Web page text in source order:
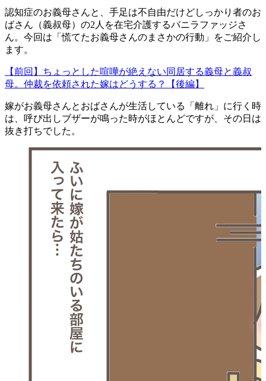
認知症のお義母さんと、手足は不自由だけどしっかり者のお
ばさん（義叔母）の2人を在宅介護するバニラファッジさ
ん。今回は「慌てたお義母さんのまさかの行動」をご紹介し
ます。
【前回】ちょっとした喧嘩が絶えない同居する義母と義叔
母。仲裁を依頼された嫁はどうする？【後編】
嫁がお義母さんとおばさんが生活している「離れ」に行く時
は、呼び出しブザーが鳴った時がほとんどですが、その日は
抜き打ちでした。